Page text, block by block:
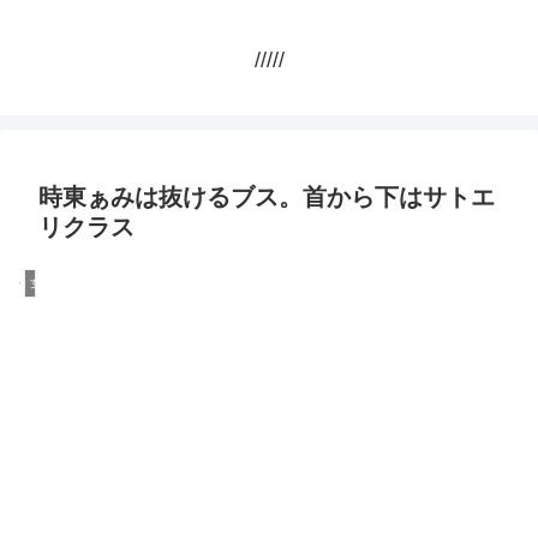
/////
時東ぁみは抜けるブス。首から下はサトエ
リクラス
女性